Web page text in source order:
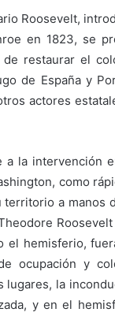
Roosevelt,
en 1823, se
restaurar el
de España y
actores
la intervención
como
a manos
el hemisferio,
ocupación y
la
y en el